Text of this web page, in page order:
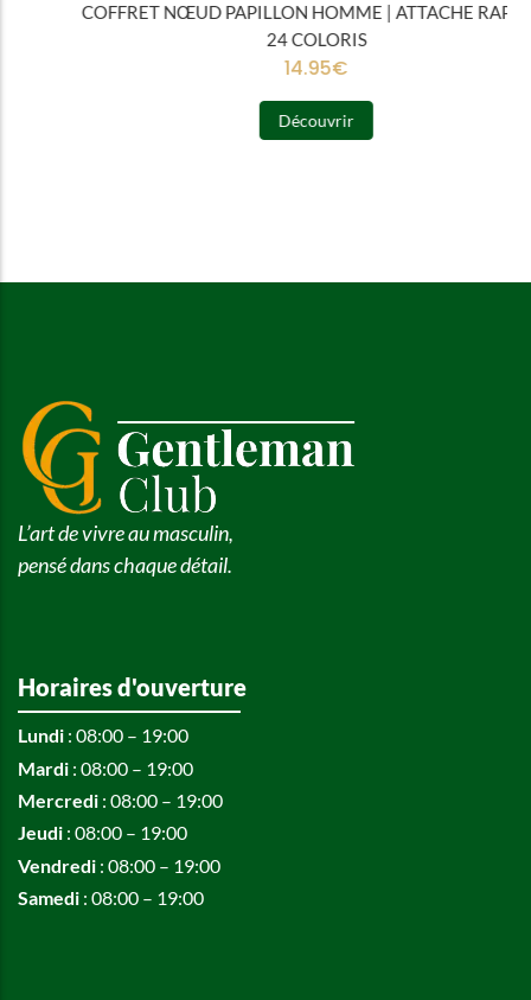
COFFRET NŒUD PAPILLON HOMME | ATTACHE RAPIDE |
24 COLORIS
€
Découvrir
L’art de vivre au masculin,
pensé dans chaque détail.
Horaires d'ouverture
Lundi : 08:00 – 19:00
Mardi : 08:00 – 19:00
Mercredi : 08:00 – 19:00
Jeudi : 08:00 – 19:00
Vendredi : 08:00 – 19:00
Samedi : 08:00 – 19:00